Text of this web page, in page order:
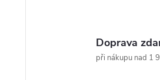
Doprava
při nákupu nad 1